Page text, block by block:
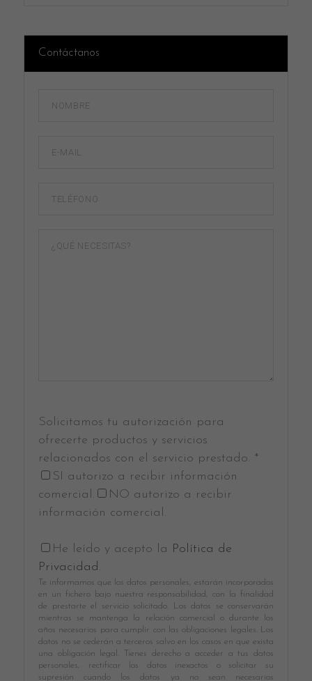
Contáctanos
Solicitamos tu autorización para
ofrecerte productos y servicios
relacionados con el servicio prestado. *
SI autorizo a recibir información
comercial.
NO autorizo a recibir
información comercial.
He leído y acepto la Política de
Privacidad .
Te informamos que los datos personales, estarán incorporados
en un fichero bajo nuestra responsabilidad, con la finalidad
de prestarte el servicio solicitado. Los datos se conservarán
mientras se mantenga la relación comercial o durante los
años necesarios para cumplir con las obligaciones legales. Los
datos no se cederán a terceros salvo en los casos en que exista
una obligación legal. Tienes derecho a acceder a tus datos
personales, rectificar los datos inexactos o solicitar su
supresión cuando los datos ya no sean necesarios